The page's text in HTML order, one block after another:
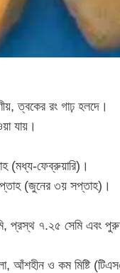
ত্বকের রং গাঢ় হলদে।
যায়।
(মধ্য-ফেব্রুয়ারি)।
(জুনের ৩য় সপ্তাহ)।
প্রস্থ ৭.২৫ সেমি এবং
আঁশহীন ও কম মিষ্টি